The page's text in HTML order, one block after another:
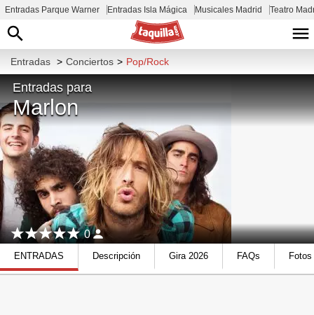
Entradas Parque Warner Entradas Isla Mágica Musicales Madrid Teatro
Entradas > Conciertos > Pop/Rock
Entradas para
Marlon
0
ENTRADAS Descripción Gira 2026 FAQs Fotos